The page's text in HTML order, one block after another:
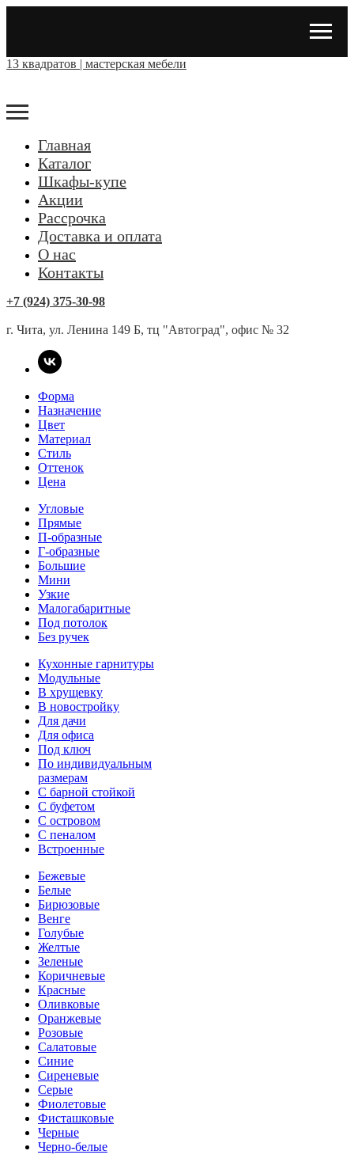
13 квадратов | мастерская мебели
Главная
Каталог
Шкафы-купе
Акции
Рассрочка
Доставка и оплата
О нас
Контакты
+7 (924) 375-30-98
г. Чита, ул. Ленина 149 Б, тц "Автоград", офис № 32
Форма
Назначение
Цвет
Материал
Стиль
Оттенок
Цена
Угловые
Прямые
П-образные
Г-образные
Большие
Мини
Узкие
Малогабаритные
Под потолок
Без ручек
Кухонные гарнитуры
Модульные
В хрущевку
В новостройку
Для дачи
Для офиса
Под ключ
По индивидуальным
размерам
С барной стойкой
С буфетом
С островом
С пеналом
Встроенные
Бежевые
Белые
Бирюзовые
Венге
Голубые
Желтые
Зеленые
Коричневые
Красные
Оливковые
Оранжевые
Розовые
Салатовые
Синие
Сиреневые
Серые
Фиолетовые
Фисташковые
Черные
Черно-белые